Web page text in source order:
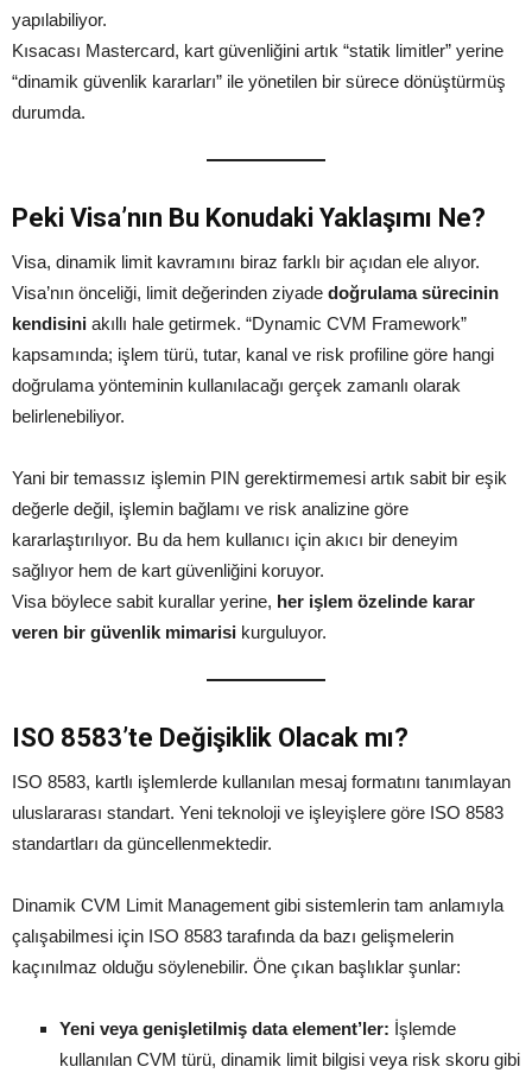
yapılabiliyor.
Kısacası Mastercard, kart güvenliğini artık “statik limitler” yerine
“dinamik güvenlik kararları” ile yönetilen bir sürece dönüştürmüş
durumda.
Peki Visa’nın Bu Konudaki Yaklaşımı Ne?
Visa, dinamik limit kavramını biraz farklı bir açıdan ele alıyor.
Visa’nın önceliği, limit değerinden ziyade doğrulama sürecinin
kendisini akıllı hale getirmek. “Dynamic CVM Framework”
kapsamında; işlem türü, tutar, kanal ve risk profiline göre hangi
doğrulama yönteminin kullanılacağı gerçek zamanlı olarak
belirlenebiliyor.
Yani bir temassız işlemin PIN gerektirmemesi artık sabit bir eşik
değerle değil, işlemin bağlamı ve risk analizine göre
kararlaştırılıyor. Bu da hem kullanıcı için akıcı bir deneyim
sağlıyor hem de kart güvenliğini koruyor.
Visa böylece sabit kurallar yerine, her işlem özelinde karar
veren bir güvenlik mimarisi kurguluyor.
ISO 8583’te Değişiklik Olacak mı?
ISO 8583, kartlı işlemlerde kullanılan mesaj formatını tanımlayan
uluslararası standart. Yeni teknoloji ve işleyişlere göre ISO 8583
standartları da güncellenmektedir.
Dinamik CVM Limit Management gibi sistemlerin tam anlamıyla
çalışabilmesi için ISO 8583 tarafında da bazı gelişmelerin
kaçınılmaz olduğu söylenebilir. Öne çıkan başlıklar şunlar:
Yeni veya genişletilmiş data element’ler: İşlemde
kullanılan CVM türü, dinamik limit bilgisi veya risk skoru gibi